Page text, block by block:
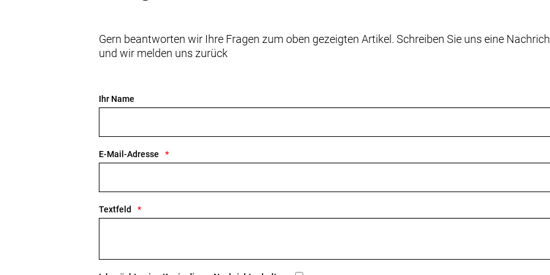
Gern beantworten wir Ihre Fragen zum oben gezeigten Artikel. Schreiben Sie uns eine
und wir melden uns zurück
Ihr Name
E-Mail-Adresse
Textfeld